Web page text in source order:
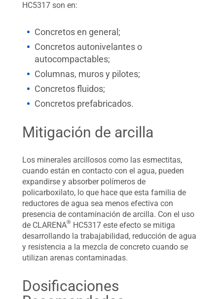
HC5317 son en:
Concretos en general;
Concretos autonivelantes o
autocompactables;
Columnas, muros y pilotes;
Concretos fluidos;
Concretos prefabricados.
Mitigación de arcilla
Los minerales arcillosos como las esmectitas,
cuando están en contacto con el agua, pueden
expandirse y absorber polímeros de
policarboxilato, lo que hace que esta familia de
reductores de agua sea menos efectiva con
presencia de contaminación de arcilla. Con el uso
de CLARENA® HC5317 este efecto se mitiga
desarrollando la trabajabilidad, reducción de agua
y resistencia a la mezcla de concreto cuando se
utilizan arenas contaminadas.
Dosificaciones